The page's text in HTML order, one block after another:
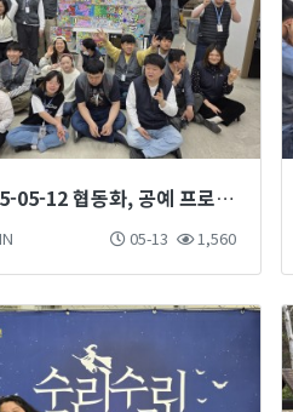
2025-05-12 협동화, 공예 프로그램
05-13 1,560